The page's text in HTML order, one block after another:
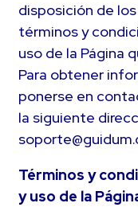
disposición de
términos y
uso de la Página
Para obtener
ponerse en
la siguiente
Términos y
y uso de la